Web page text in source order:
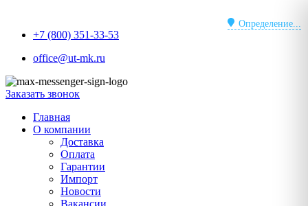
содержимому
Определение...
+7 (800) 351-33-53
office@ut-mk.ru
Заказать звонок
Главная
О компании
Доставка
Оплата
Гарантии
Импорт
Новости
Вакансии